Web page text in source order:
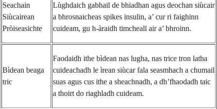
Seachain
Siùcairean
Pròiseasichte
Lùghdaich gabhail de bhiadhan agus deochan siùcair
a bhrosnaicheas spikes insulin, a’ cur ri faighinn
cuideam, gu h-àraidh timcheall air a’ bhroinn.
Bìdean beaga
tric
Faodaidh ithe bìdean nas lugha, nas trice tron latha
cuideachadh le ìrean siùcar fala seasmhach a chumail
suas agus cus ithe a sheachnadh, a dh’fhaodadh taic
a thoirt do riaghladh cuideam.